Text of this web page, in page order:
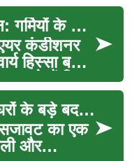
एयर कंडीशनर इंस्टॉलेशन: गर्मियों के लिए तैयार हो जाइए
कंडीशनर
हिस्सा बन
जानते हैं कि
मिनीमलिस्ट रसोई: छोटे घरों के बड़े बदलाव
का एक
और